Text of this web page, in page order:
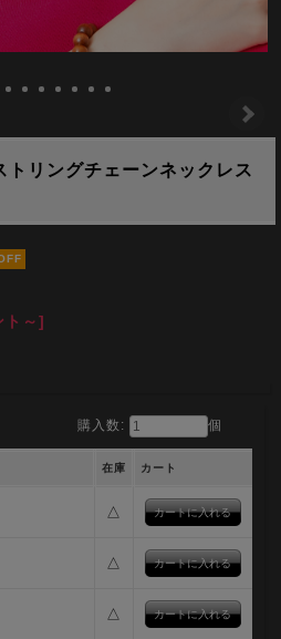
リングチェーンネックレス
～]
購入数: 個
在庫 カート
△
△
△